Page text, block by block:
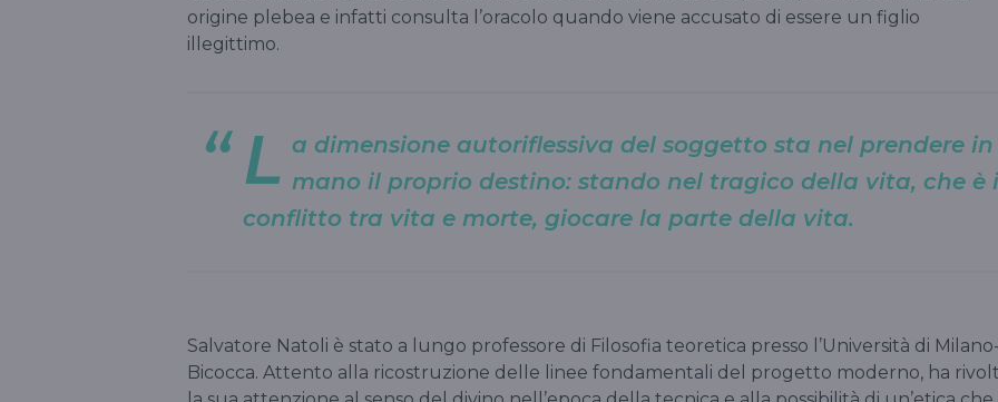
origine plebea e infatti consulta l’oracolo quando viene accusato di essere un figlio
illegittimo.
L a dimensione autoriflessiva del soggetto sta nel prendere in
mano il proprio destino: stando nel tragico della vita, che è
conflitto tra vita e morte, giocare la parte della vita.
Salvatore Natoli è stato a lungo professore di Filosofia teoretica presso l’Università di Milano-
Bicocca. Attento alla ricostruzione delle linee fondamentali del progetto moderno, ha